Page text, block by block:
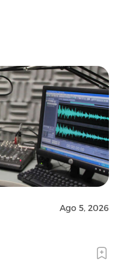
Ago 5, 2026